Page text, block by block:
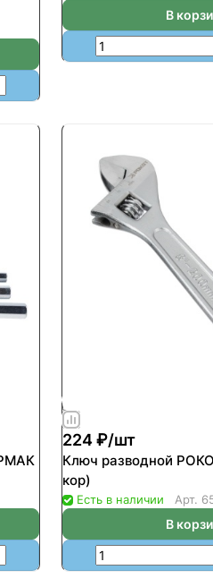
В
224 ₽/шт
Ключ разводной
кор)
Есть в наличии Арт.
В